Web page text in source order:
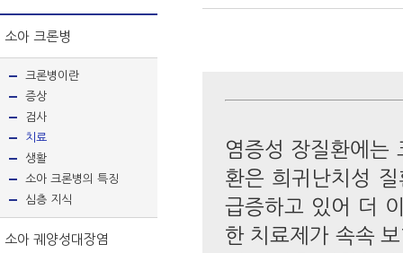
소아 크론병
크론병이란
증상
검사
치료
생활
소아 크론병의 특징
심층 지식
소아 궤양성대장염
염증성 장질환에는
환은 희귀난치성
급증하고 있어 더
한 치료제가 속속